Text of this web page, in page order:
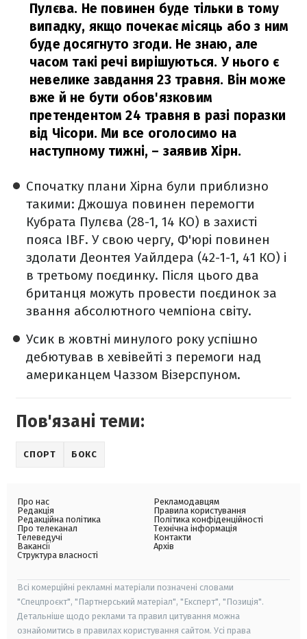
Пулєва. Не повинен буде тільки в тому
випадку, якщо почекає місяць або з ним
буде досягнуто згоди. Не знаю, але
часом такі речі вирішуються. У нього є
невелике завдання 23 травня. Він може
вже й не бути обов'язковим
претендентом 24 травня в разі поразки
від Чісори. Ми все оголосимо на
наступному тижні, – заявив Хірн.
Спочатку плани Хірна були приблизно
такими: Джошуа повинен перемогти
Кубрата Пулєва (28-1, 14 КО) в захисті
пояса IBF. У свою чергу, Ф'юрі повинен
здолати Деонтея Уайлдера (42-1-1, 41 КО) і
в третьому поєдинку. Після цього два
британця можуть провести поєдинок за
звання абсолютного чемпіона світу.
Усик в жовтні минулого року успішно
дебютував в хевівейті з перемоги над
американцем Чаззом Візерспуном.
Пов'язані теми:
СПОРТ БОКС
Про нас
Редакція
Редакційна політика
Про телеканал
Телеведучі
Вакансії
Структура власності
Рекламодавцям
Правила користування
Політика конфіденційності
Технічна інформація
Контакти
Архів
Всі комерційні рекламні матеріали позначені словами
"Спецпроєкт", "Партнерський матеріал", "Експерт", "Позиція".
Детальніше щодо реклами та правил цитування можна
ознайомитись в правилах користування сайтом. Усі права